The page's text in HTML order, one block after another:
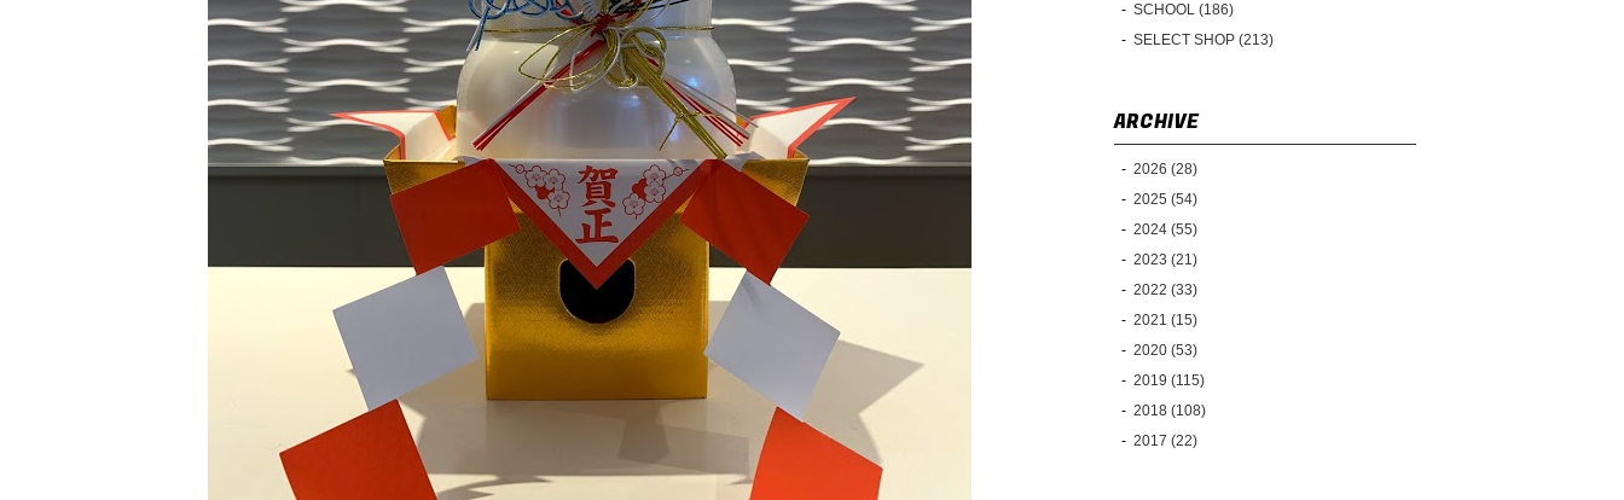
SCHOOL (186)
SELECT SHOP (213)
ARCHIVE
2026 (28)
2025 (54)
2024 (55)
2023 (21)
2022 (33)
2021 (15)
2020 (53)
2019 (115)
2018 (108)
2017 (22)